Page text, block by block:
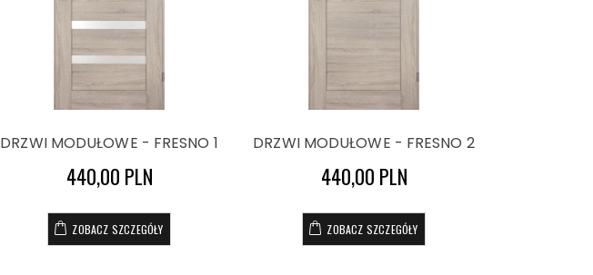
DRZWI MODUŁOWE - FRESNO 1
440,00 PLN
ZOBACZ SZCZEGÓŁY
DRZWI MODUŁOWE - FRESNO 2
440,00 PLN
ZOBACZ SZCZEGÓŁY